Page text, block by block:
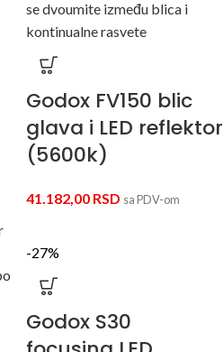
Godox FV150 blic
glava i LED reflektor
(5600k)
41.182,00 RSD sa PDV-om
-27%
Godox S30